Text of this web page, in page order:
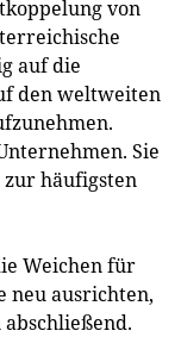
von
auf die
den weltweiten
Sie
häufigsten
Weichen für
neu ausrichten,